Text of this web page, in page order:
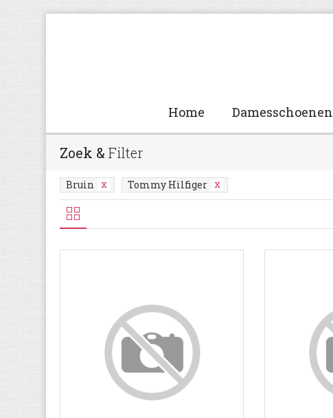
Home Damesschoenen
Zoek & Filter
Bruin Tommy Hilfiger